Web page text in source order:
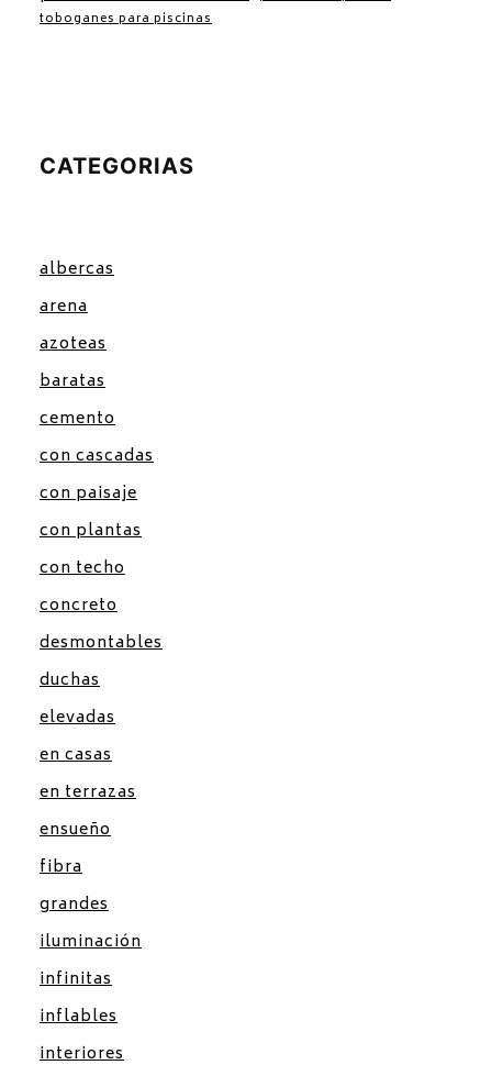
toboganes para piscinas
CATEGORIAS
albercas
arena
azoteas
baratas
cemento
con cascadas
con paisaje
con plantas
con techo
concreto
desmontables
duchas
elevadas
en casas
en terrazas
ensueño
fibra
grandes
iluminación
infinitas
inflables
interiores